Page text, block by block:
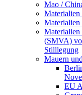
Mao /
Materialien
Materialien
(SMVA)
Stilllegung
Mauern
EU